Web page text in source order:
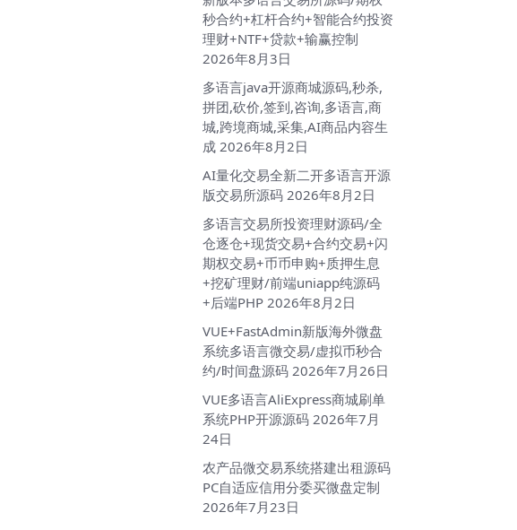
秒合约+杠杆合约+智能合约投资
理财+NTF+贷款+输赢控制
2026年8月3日
多语言java开源商城源码,秒杀,
拼团,砍价,签到,咨询,多语言,商
城,跨境商城,采集,AI商品内容生
成 2026年8月2日
AI量化交易全新二开多语言开源
版交易所源码 2026年8月2日
多语言交易所投资理财源码/全
仓逐仓+现货交易+合约交易+闪
期权交易+币币申购+质押生息
+挖矿理财/前端uniapp纯源码
+后端PHP 2026年8月2日
VUE+FastAdmin新版海外微盘
系统多语言微交易/虚拟币秒合
约/时间盘源码 2026年7月26日
VUE多语言AliExpress商城刷单
系统PHP开源源码 2026年7月
24日
农产品微交易系统搭建出租源码
PC自适应信用分委买微盘定制
2026年7月23日